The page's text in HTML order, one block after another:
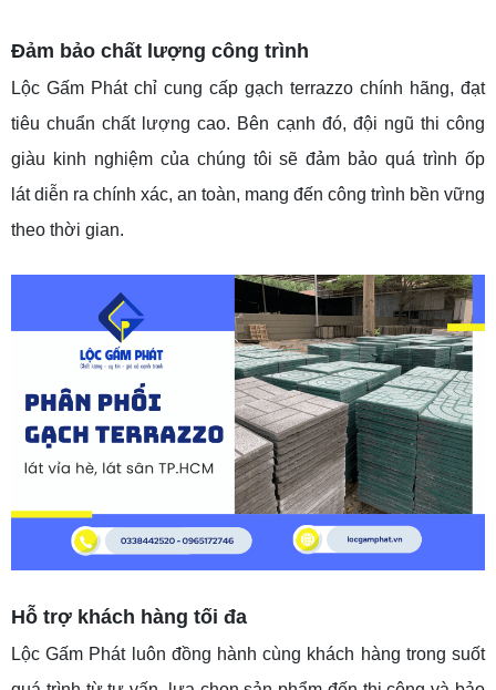
Đảm bảo chất lượng công trình
Lộc Gấm Phát chỉ cung cấp gạch terrazzo chính hãng, đạt
tiêu chuẩn chất lượng cao. Bên cạnh đó, đội ngũ thi công
giàu kinh nghiệm của chúng tôi sẽ đảm bảo quá trình ốp
lát diễn ra chính xác, an toàn, mang đến công trình bền vững
theo thời gian.
Hỗ trợ khách hàng tối đa
Lộc Gấm Phát luôn đồng hành cùng khách hàng trong suốt